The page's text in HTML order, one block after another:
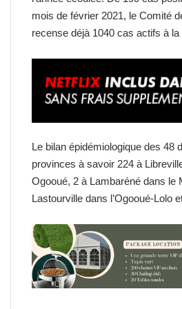
mois de février 2021, le Comité
recense déjà 1040 cas actifs à
Le bilan épidémiologique des 48
provinces à savoir 224 à
Ogooué, 2 à Lambaréné dans le
Lastourville dans l’Ogooué-Lolo